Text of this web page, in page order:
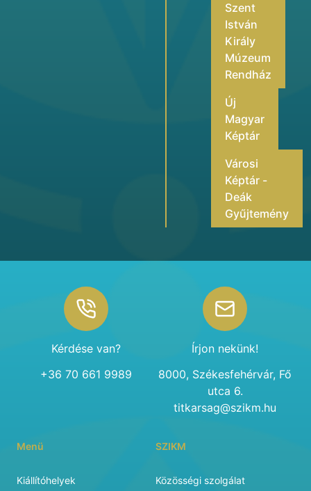
Szent
István
Király
Múzeum
Rendház
Új
Magyar
Képtár
Városi
Képtár -
Deák
Gyűjtemény
Kérdése van?
+36 70 661 9989
Írjon nekünk!
8000, Székesfehérvár, Fő
utca 6.
titkarsag@szikm.hu
Menü
Kiállítóhelyek
SZIKM
Közösségi szolgálat